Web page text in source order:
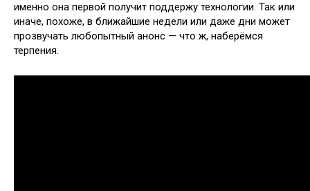
именно она первой получит поддержу технологии. Так или
иначе, похоже, в ближайшие недели или даже дни может
прозвучать любопытный анонс — что ж, наберёмся
терпения.